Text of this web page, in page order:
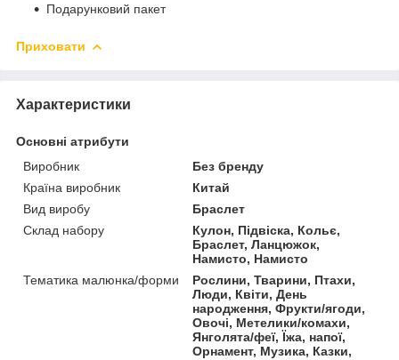
Подарунковий пакет
Приховати
Характеристики
Основні атрибути
Виробник
Без бренду
Країна виробник
Китай
Вид виробу
Браслет
Склад набору
Кулон, Підвіска, Кольє,
Браслет, Ланцюжок,
Намисто, Намисто
Тематика малюнка/форми
Рослини, Тварини, Птахи,
Люди, Квіти, День
народження, Фрукти/ягоди,
Овочі, Метелики/комахи,
Янголята/феї, Їжа, напої,
Орнамент, Музика, Казки,